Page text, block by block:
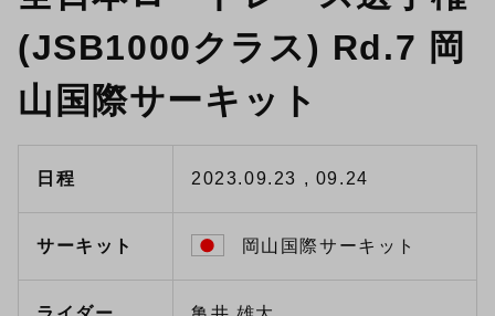
(JSB1000クラス) Rd.7 岡
山国際サーキット
日程 2023.09.23 , 09.24
サーキット 岡山国際サーキット